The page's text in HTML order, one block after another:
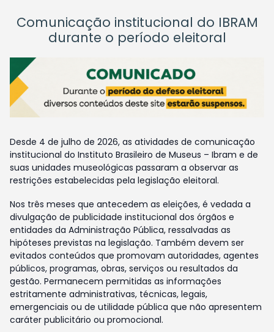
Comunicação institucional do IBRAM
durante o período eleitoral
Desde 4 de julho de 2026, as atividades de comunicação
institucional do Instituto Brasileiro de Museus – Ibram e de
suas unidades museológicas passaram a observar as
restrições estabelecidas pela legislação eleitoral.
Nos três meses que antecedem as eleições, é vedada a
divulgação de publicidade institucional dos órgãos e
entidades da Administração Pública, ressalvadas as
hipóteses previstas na legislação. Também devem ser
evitados conteúdos que promovam autoridades, agentes
públicos, programas, obras, serviços ou resultados da
gestão. Permanecem permitidas as informações
estritamente administrativas, técnicas, legais,
emergenciais ou de utilidade pública que não apresentem
caráter publicitário ou promocional.